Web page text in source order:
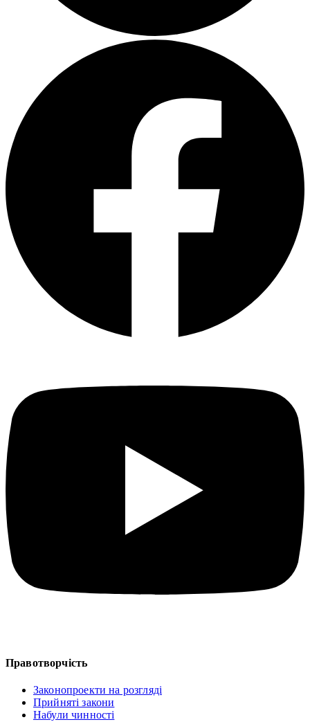
Правотворчість
Законопроекти на розгляді
Прийняті закони
Набули чинності